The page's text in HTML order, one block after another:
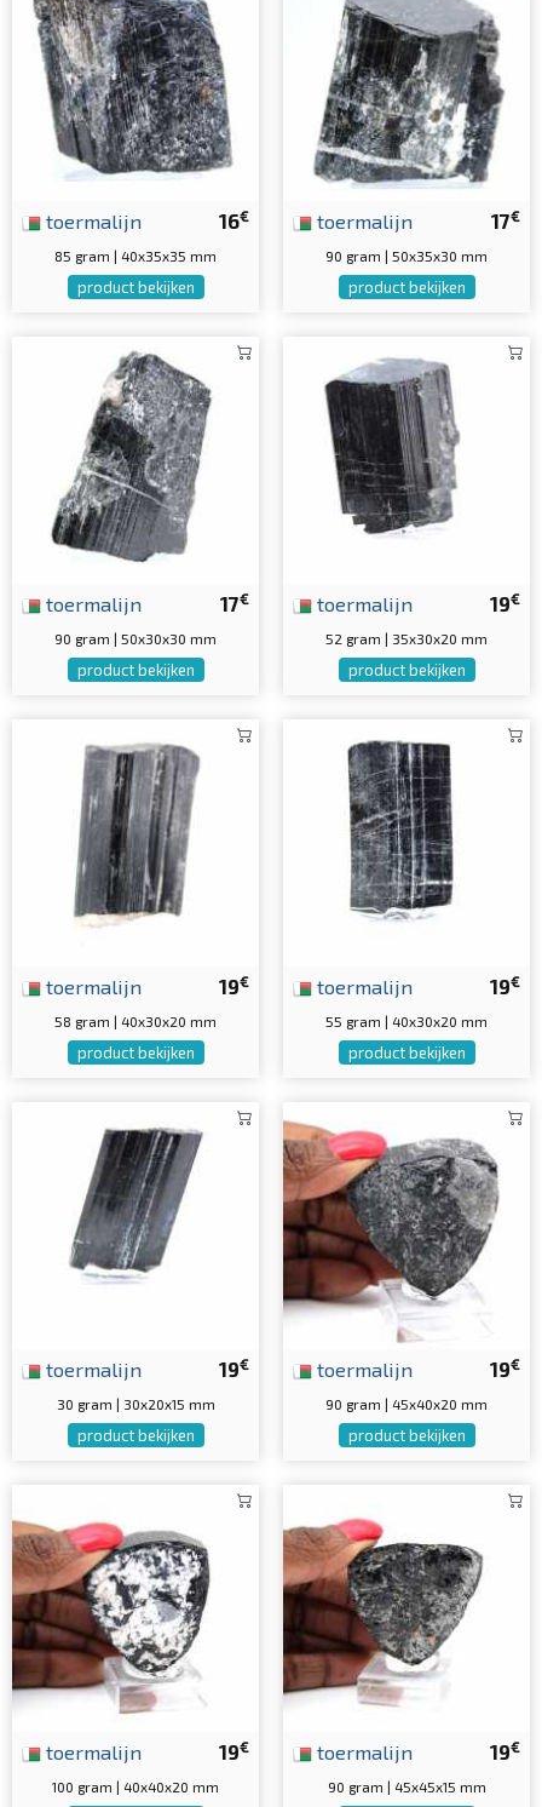
16€
toermalijn
85 gram | 40x35x35 mm
product bekijken
17€
toermalijn
90 gram | 50x35x30 mm
product bekijken
17€
toermalijn
90 gram | 50x30x30 mm
product bekijken
19€
toermalijn
52 gram | 35x30x20 mm
product bekijken
19€
toermalijn
58 gram | 40x30x20 mm
product bekijken
19€
toermalijn
55 gram | 40x30x20 mm
product bekijken
19€
toermalijn
30 gram | 30x20x15 mm
product bekijken
19€
toermalijn
90 gram | 45x40x20 mm
product bekijken
19€
toermalijn
100 gram | 40x40x20 mm
19€
toermalijn
90 gram | 45x45x15 mm